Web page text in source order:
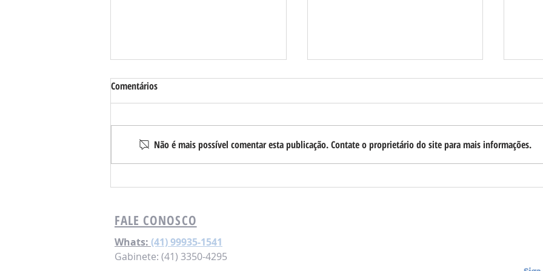
Comentários
Não é mais possível comentar esta publicação. Contate o proprietário do site para mais informações.
FALE CONOSCO
Whats: (41) 99935-1541
Gabinete: (41) 3350-4295